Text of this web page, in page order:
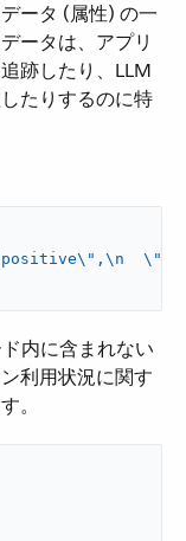
ータ (属性) の一
ータは、アプリ
跡したり、LLM
たりするのに特
内に含まれない
利用状況に関す
。